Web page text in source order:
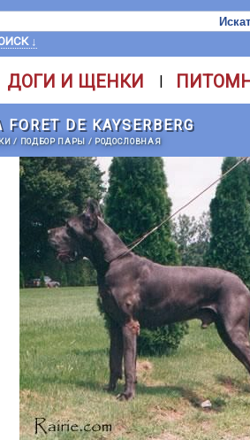
↓
ДОГИ И ЩЕНКИ |
DE KAYSERBERG
/ ПОДБОР ПАРЫ / РОДОСЛОВНАЯ